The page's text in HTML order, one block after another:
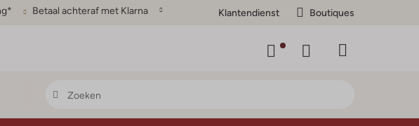
Betaal achteraf met Klarna Klantendienst Boutiques